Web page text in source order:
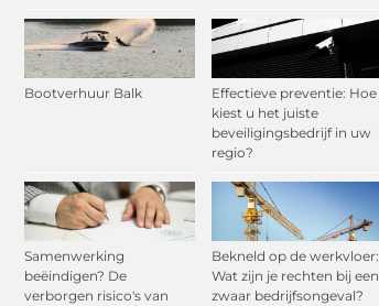
Bootverhuur Balk
Effectieve preventie: Hoe
kiest u het juiste
beveiligingsbedrijf in uw
regio?
Samenwerking
beëindigen? De
verborgen risico's van
Bekneld op de werkvloer:
Wat zijn je rechten bij een
zwaar bedrijfsongeval?